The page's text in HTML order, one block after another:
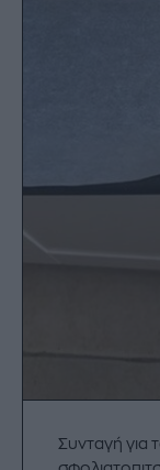
Συνταγή για